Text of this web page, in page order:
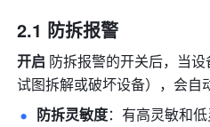
2.1 防拆报警
开启 防拆报警的开关后，当
试图拆解或破坏设备），会自
防拆灵敏度：有高灵敏和低